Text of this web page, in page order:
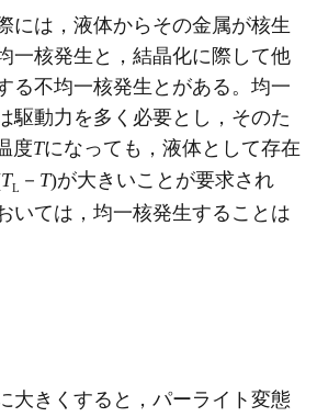
は，液体からその金属が核生
一核発生と，結晶化に際して他
る不均一核発生とがある。均一
駆動力を多く必要とし，そのた
度Tになっても，液体として存在
TL － T)が大きいことが要求され
いては，均一核発生することは
大きくすると，パーライト変態